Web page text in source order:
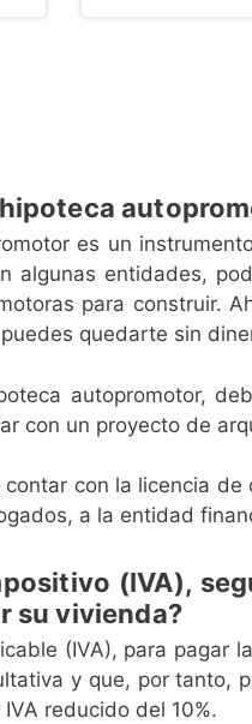
hipoteca
es un
algunas entidades,
para construir.
quedarte sin
autopromotor,
con un proyecto de
con la licencia
a la entidad
(IVA),
su vivienda?
(IVA), para pagar
y que, por tanto,
reducido del 10%.